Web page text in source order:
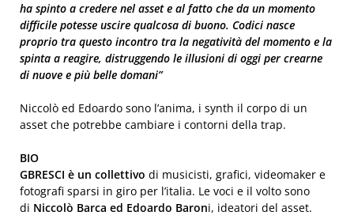
ha spinto a credere nel asset e al fatto che da un momento
difficile potesse uscire qualcosa di buono. Codici nasce
proprio tra questo incontro tra la negatività del momento e la
spinta a reagire, distruggendo le illusioni di oggi per crearne
di nuove e più belle domani”
Niccolò ed Edoardo sono l’anima, i synth il corpo di un
asset che potrebbe cambiare i contorni della trap.
BIO
GBRESCI è un collettivo di musicisti, grafici, videomaker e
fotografi sparsi in giro per l’italia. Le voci e il volto sono
di Niccolò Barca ed Edoardo Baroni, ideatori del asset.